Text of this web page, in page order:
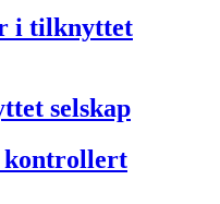
i tilknyttet
selskap
kontrollert